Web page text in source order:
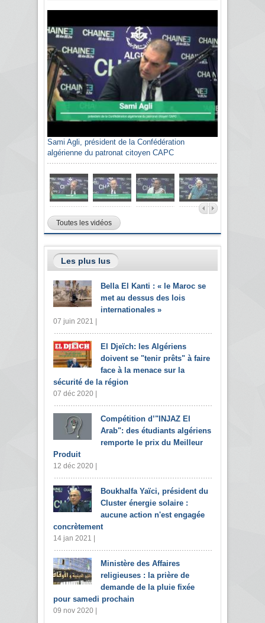
Sami Agli, président de la Confédération
algérienne du patronat citoyen CAPC
Toutes les vidéos
Les plus lus
Bella El Kanti : « le Maroc se
met au dessus des lois
internationales »
07 juin 2021 |
El Djeïch: les Algériens
doivent se "tenir prêts" à faire
face à la menace sur la
sécurité de la région
07 déc 2020 |
Compétition d’"INJAZ El
Arab": des étudiants algériens
remporte le prix du Meilleur
Produit
12 déc 2020 |
Boukhalfa Yaïci, président du
Cluster énergie solaire :
aucune action n'est engagée
concrètement
14 jan 2021 |
Ministère des Affaires
religieuses : la prière de
demande de la pluie fixée
pour samedi prochain
09 nov 2020 |